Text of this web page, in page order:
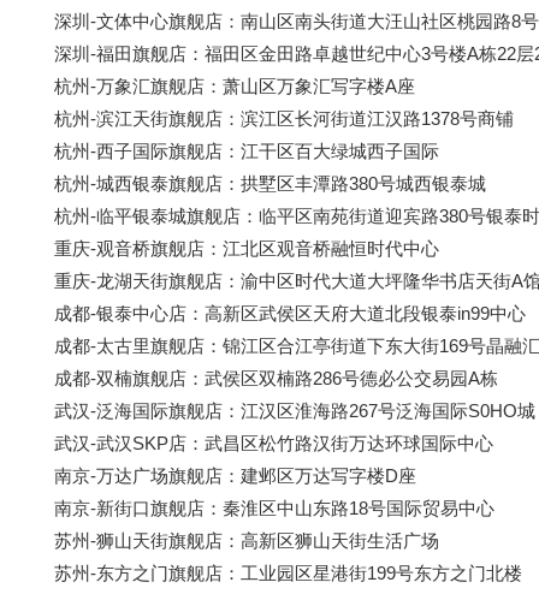
深圳-文体中心旗舰店：南山区南头街道大汪山社区桃园路8
深圳-福田旗舰店：福田区金田路卓越世纪中心3号楼A栋22层
杭州-万象汇旗舰店：萧山区万象汇写字楼A座
杭州-滨江天街旗舰店：滨江区长河街道江汉路1378号商铺
杭州-西子国际旗舰店：江干区百大绿城西子国际
杭州-城西银泰旗舰店：拱墅区丰潭路380号城西银泰城
杭州-临平银泰城旗舰店：临平区南苑街道迎宾路380号银泰
重庆-观音桥旗舰店：江北区观音桥融恒时代中心
重庆-龙湖天街旗舰店：渝中区时代大道大坪隆华书店天街A
成都-银泰中心店：高新区武侯区天府大道北段银泰in99中心
成都-太古里旗舰店：锦江区合江亭街道下东大街169号晶融
成都-双楠旗舰店：武侯区双楠路286号德必公交易园A栋
武汉-泛海国际旗舰店：江汉区淮海路267号泛海国际S0HO城
武汉-武汉SKP店：武昌区松竹路汉街万达环球国际中心
南京-万达广场旗舰店：建邺区万达写字楼D座
南京-新街口旗舰店：秦淮区中山东路18号国际贸易中心
苏州-狮山天街旗舰店：高新区狮山天街生活广场
苏州-东方之门旗舰店：工业园区星港街199号东方之门北楼